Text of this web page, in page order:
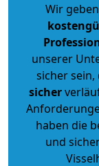
Wir
unserer
sicher sein,
sicher
haben die
und